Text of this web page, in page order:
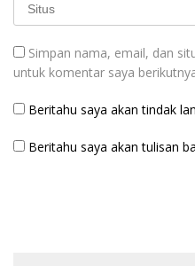
Simpan nama, email, dan
untuk komentar saya
Beritahu saya akan tindak
Beritahu saya akan tulisan